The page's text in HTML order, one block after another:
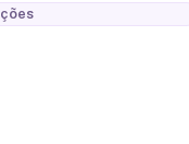
axilar do câncer de